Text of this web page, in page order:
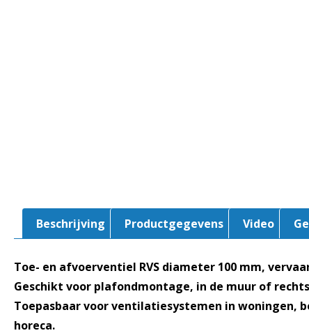
Beschrijving Productgegevens Video
Toe- en afvoerventiel RVS diameter 100 mm,
Geschikt voor plafondmontage, in de muur of
Toepasbaar voor ventilatiesystemen in woningen,
horeca.